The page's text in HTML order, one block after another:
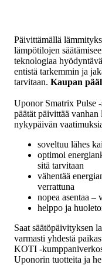
Päivittämällä
lämpötilojen
teknologiaa
entistä tarkemmin ja
tarvitaan. Kaupan
Uponor Smatrix Pulse
päätät päivittää vanhan
nykypäivän
soveltuu lähes
optimoi
sitä tarvitaan
vähentää
verrattuna
nopea asentaa –
helppo ja
Saat säätöpäivityksen
varmasti yhdestä
KOTI -
Uponorin tuotteita ja